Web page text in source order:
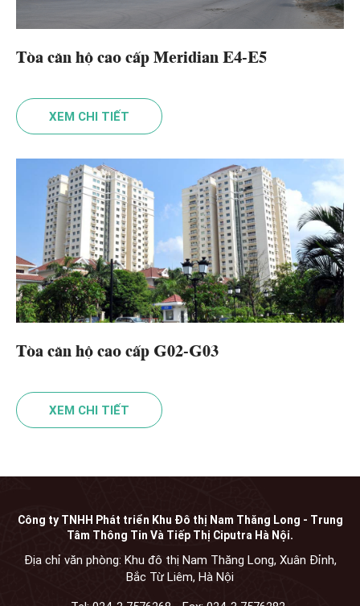
Tòa căn hộ cao cấp Meridian E4-E5
XEM CHI TIẾT
Tòa căn hộ cao cấp G02-G03
XEM CHI TIẾT
Công ty TNHH Phát triển Khu Đô thị Nam Thăng Long - Trung
Tâm Thông Tin Và Tiếp Thị Ciputra Hà Nội.
Địa chỉ văn phòng: Khu đô thị Nam Thăng Long, Xuân Đỉnh,
Bắc Từ Liêm, Hà Nội